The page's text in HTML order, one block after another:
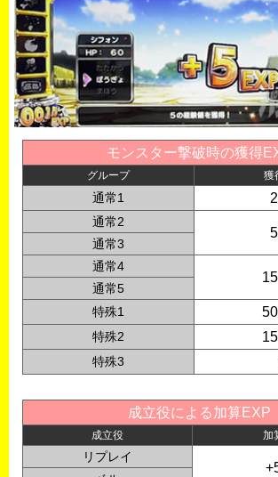
モンスター撃破時の獲得
グループ 獲
通常1
通常2
通常3
通常4
通常5
特殊1
特殊2
特殊3
成立役による加算EXP
成立役 加
リプレイ